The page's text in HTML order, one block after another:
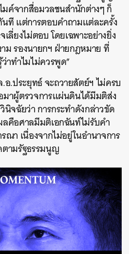
มค์จากสื่อมวลชนสำนักต่างๆ ก็
ที แต่การตอบคำถามแต่ละครั้ง
ลี่ยงไม่ตอบ โดยเฉพาะอย่างยิ่ง
ม รองนายกฯ ฝ่ายกฎหมาย ที่
าทำไมไม่ควรพูด”
อ.ประยุทธ์ จะถวายสัตย์ฯ ไม่ครบ
าผู้ตรวจการแผ่นดินได้มีมติส่ง
นิจฉัยว่า การกระทำดังกล่าวขัด
คือศาลมีมติเอกฉันท์ไม่รับคำ
ณา เนื่องจากไม่อยู่ในอำนาจการ
ามรัฐธรรมนูญ